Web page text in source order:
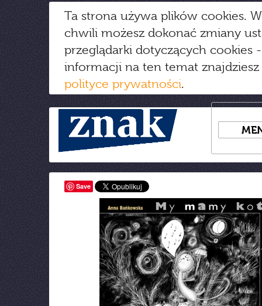
Ta strona używa plików cookies.
chwili możesz dokonać zmiany
przeglądarki dotyczących cookies
informacji na ten temat
polityce prywatności.
Save